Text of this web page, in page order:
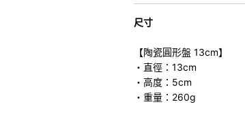
尺寸
【陶瓷圓形盤 13cm】
・直徑：13cm
・高度：5cm
・重量：260g